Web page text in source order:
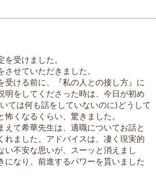
受けました。
せていただきました。
受ける前に、『私の人との接し方』に
明をしてくださった時は、今日が初め
ては何も話をしていないのに)どうして
くなるくらい、驚きました。
えて希華先生は、適職についてお話と
れました。アドバイスは、凄く現実的
い不安な思いが、スーッと消えまし
になり、前進するパワーを貰いました